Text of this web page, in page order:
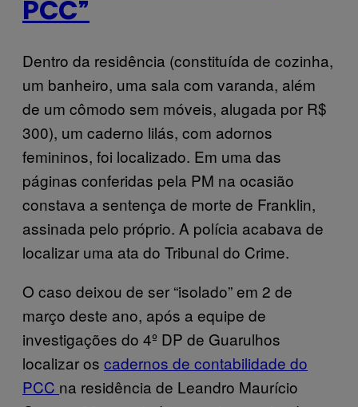
PCC”
Dentro da residência (constituída de cozinha,
um banheiro, uma sala com varanda, além
de um cômodo sem móveis, alugada por R$
300), um caderno lilás, com adornos
femininos, foi localizado. Em uma das
páginas conferidas pela PM na ocasião
constava a sentença de morte de Franklin,
assinada pelo próprio. A polícia acabava de
localizar uma ata do Tribunal do Crime.
O caso deixou de ser “isolado” em 2 de
março deste ano, após a equipe de
investigações do 4º DP de Guarulhos
localizar os cadernos de contabilidade do
PCC na residência de Leandro Maurício